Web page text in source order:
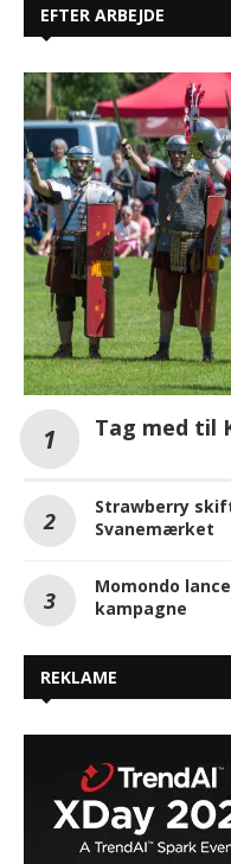
EFTER ARBEJDE
Tag med til
Strawberry
Svanemærket
Momondo
kampagne
REKLAME